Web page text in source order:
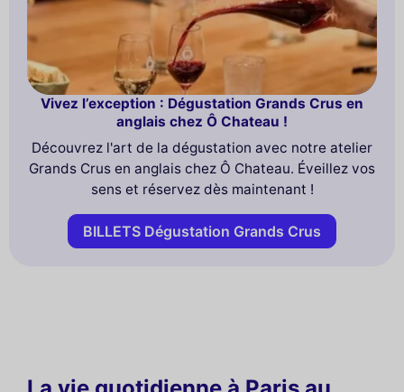
Vivez l’exception : Dégustation Grands Crus en
anglais chez Ô Chateau !
Découvrez l'art de la dégustation avec notre atelier
Grands Crus en anglais chez Ô Chateau. Éveillez vos
sens et réservez dès maintenant !
BILLETS Dégustation Grands Crus